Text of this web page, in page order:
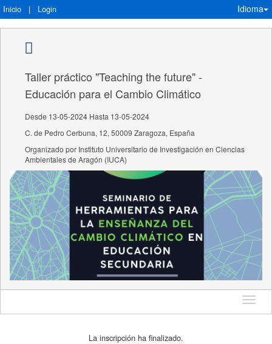
Inicio | Login Idioma
Taller práctico "Teaching the future" -
Educación para el Cambio Climático
Desde 13-05-2024 Hasta 13-05-2024
C. de Pedro Cerbuna, 12, 50009 Zaragoza, España
Organizado por Instituto Universitario de Investigación en Ciencias
Ambientales de Aragón (IUCA)
Idioma
La inscripción ha finalizado.